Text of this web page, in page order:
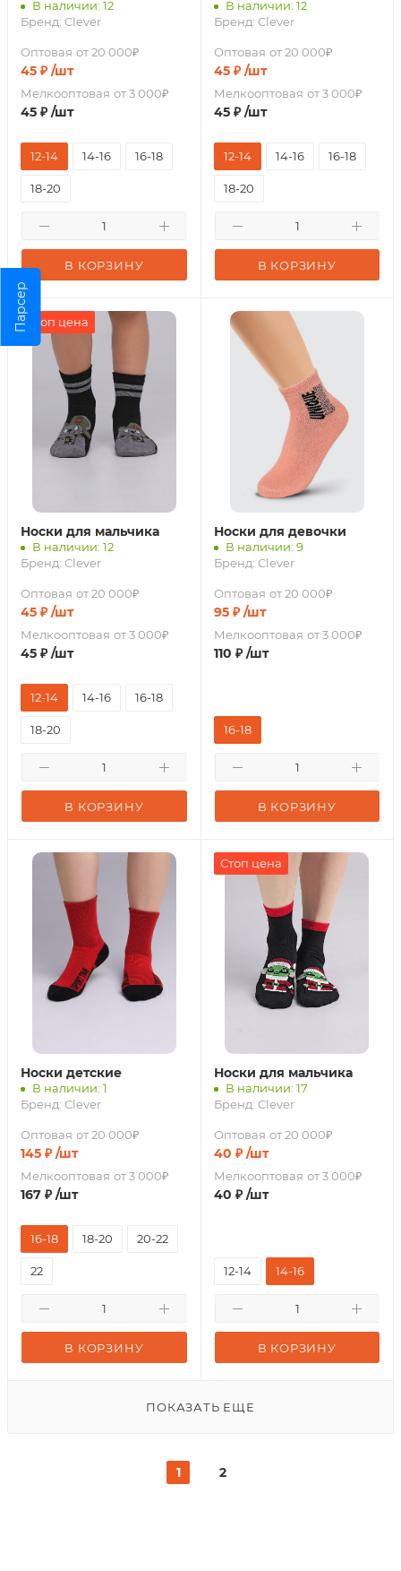
В наличии: 12
Бренд: Clever
Оптовая от 20 000₽
45 ₽ /шт
Мелкооптовая от 3 000₽
45 ₽ /шт
В КОРЗИНУ
12-14 14-16 16-18
18-20
В наличии: 12
Бренд: Clever
Оптовая от 20 000₽
45₽ /шт
Мелкооптовая от 3 000₽
45₽ /шт
В КОРЗИНУ
12-14 14-16 16-18
18-20
Стоп цена
Носки для мальчика
В наличии: 12
Бренд: Clever
Оптовая от 20 000₽
45 ₽ /шт
Мелкооптовая от 3 000₽
45 ₽ /шт
В КОРЗИНУ
12-14 14-16 16-18
18-20
Носки для девочки
В наличии: 9
Бренд: Clever
Оптовая от 20 000₽
95₽ /шт
Мелкооптовая от 3 000₽
110 ₽ /шт
В КОРЗИНУ
16-18
Носки детские
В наличии: 1
Бренд: Clever
Оптовая от 20 000₽
145 ₽ /шт
Мелкооптовая от 3 000₽
167 ₽ /шт
В КОРЗИНУ
16-18 18-20 20-22
22
Стоп цена
Носки для мальчика
В наличии: 17
Бренд: Clever
Оптовая от 20 000₽
40 ₽ /шт
Мелкооптовая от 3 000₽
40 ₽ /шт
В КОРЗИНУ
12-14 14-16
ПОКАЗАТЬ ЕЩЕ
1 2
Парсер